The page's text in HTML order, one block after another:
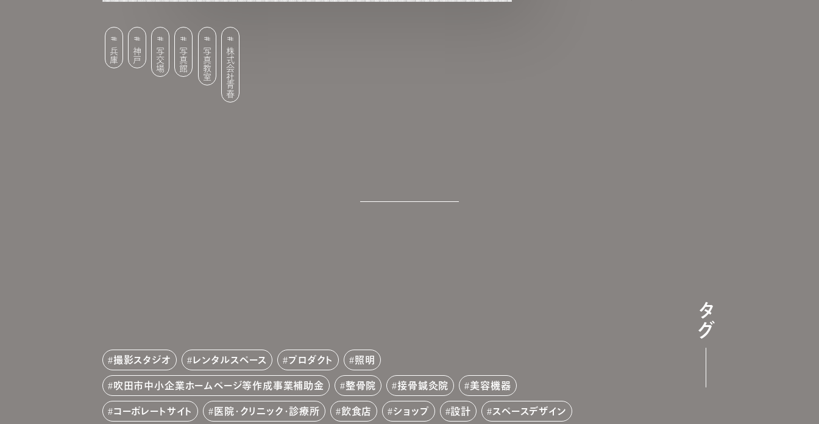
兵庫 神戸 写交場 写真館 写真教室 株式会社青春
タグ
撮影スタジオ レンタルスペース プロダクト 照明
吹田市中小企業ホームページ等作成事業補助金 整骨院 接骨鍼灸院 美容機器
コーポレートサイト 医院・クリニック・診療所 飲食店 ショップ 設計 スペースデザイン